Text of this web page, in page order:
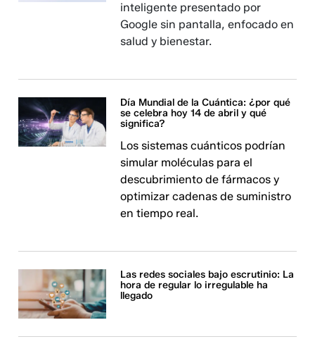
inteligente presentado por
Google sin pantalla, enfocado en
salud y bienestar.
Día Mundial de la Cuántica: ¿por qué
se celebra hoy 14 de abril y qué
significa?
Los sistemas cuánticos podrían
simular moléculas para el
descubrimiento de fármacos y
optimizar cadenas de suministro
en tiempo real.
Las redes sociales bajo escrutinio: La
hora de regular lo irregulable ha
llegado